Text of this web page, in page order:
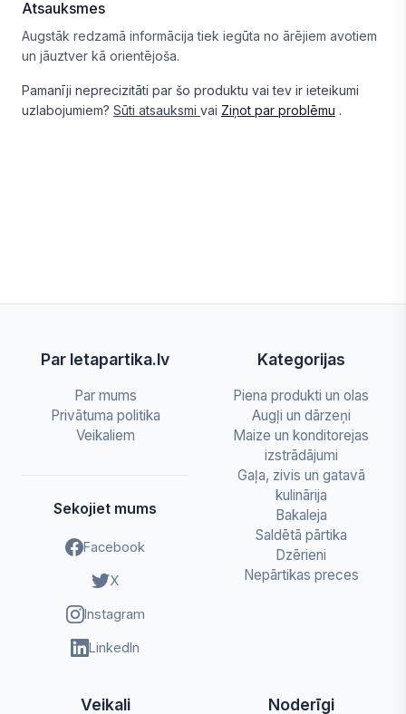
Atsauksmes
Augstāk redzamā informācija tiek iegūta no ārējiem avotiem
un jāuztver kā orientējoša.
Pamanīji neprecizitāti par šo produktu vai tev ir ieteikumi
uzlabojumiem? Sūti atsauksmi vai Ziņot par problēmu .
Par letapartika.lv
Par mums
Privātuma politika
Veikaliem
Sekojiet mums
Facebook
X
Instagram
LinkedIn
Kategorijas
Piena produkti un olas
Augļi un dārzeņi
Maize un konditorejas
izstrādājumi
Gaļa, zivis un gatavā
kulinārija
Bakaleja
Saldētā pārtika
Dzērieni
Nepārtikas preces
Veikali Noderīgi